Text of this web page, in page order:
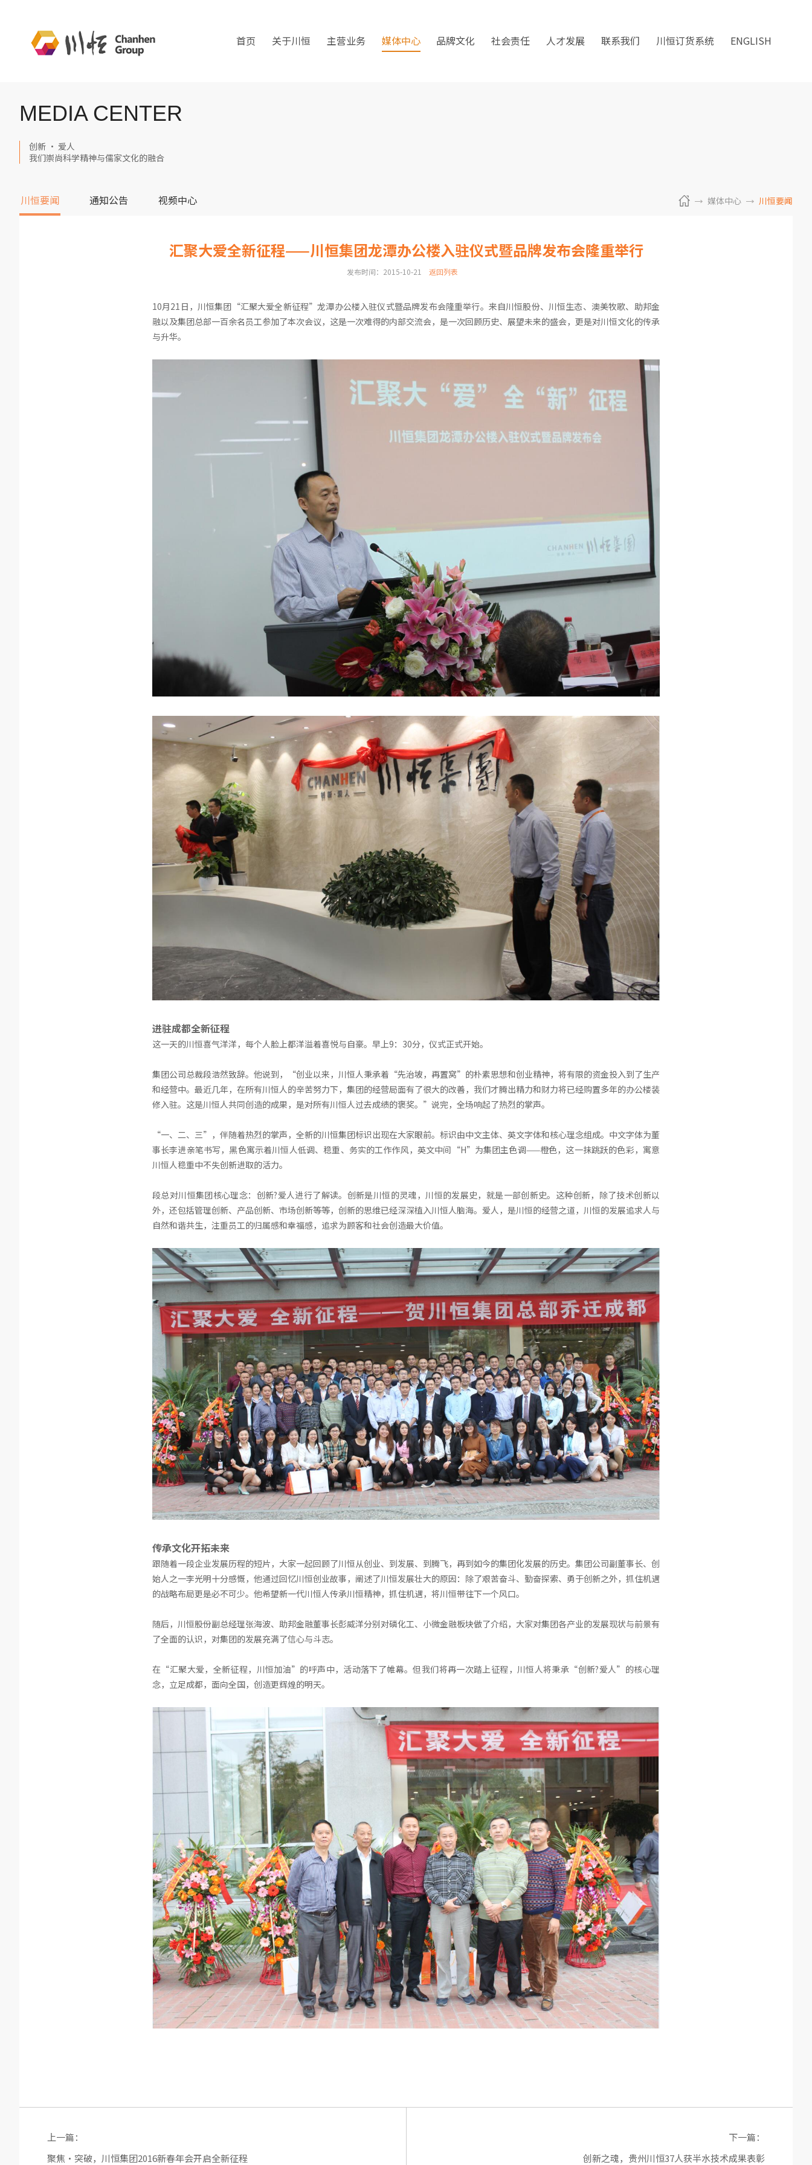
首页 关于川恒 主营业务 媒体中心 品牌文化 社会责任 人才发展 联系我们 川恒订货系统 ENGLISH
MEDIA CENTER
创新 · 爱人
我们崇尚科学精神与儒家文化的融合
川恒要闻 通知公告 视频中心 媒体中心 川恒要闻
汇聚大爱全新征程——川恒集团龙潭办公楼入驻仪式暨品牌发布会隆重举行
发布时间：2015-10-21 返回列表
10月21日，川恒集团“汇聚大爱全新征程”龙潭办公楼入驻仪式暨品牌发布会隆重举行。来自川恒股份、川恒生态、澳美牧歌、助邦金
融以及集团总部一百余名员工参加了本次会议，这是一次难得的内部交流会，是一次回顾历史、展望未来的盛会，更是对川恒文化的传承
与升华。
进驻成都全新征程
这一天的川恒喜气洋洋，每个人脸上都洋溢着喜悦与自豪。早上9：30分，仪式正式开始。
集团公司总裁段浩然致辞。他说到，“创业以来，川恒人秉承着“先治坡，再置窝”的朴素思想和创业精神，将有限的资金投入到了生产
和经营中。最近几年，在所有川恒人的辛苦努力下，集团的经营局面有了很大的改善，我们才腾出精力和财力将已经购置多年的办公楼装
修入驻。这是川恒人共同创造的成果，是对所有川恒人过去成绩的褒奖。”说完，全场响起了热烈的掌声。
“一、二、三”，伴随着热烈的掌声，全新的川恒集团标识出现在大家眼前。标识由中文主体、英文字体和核心理念组成。中文字体为董
事长李进亲笔书写，黑色寓示着川恒人低调、稳重、务实的工作作风，英文中间“H”为集团主色调——橙色，这一抹跳跃的色彩，寓意
川恒人稳重中不失创新进取的活力。
段总对川恒集团核心理念：创新?爱人进行了解读。创新是川恒的灵魂，川恒的发展史，就是一部创新史。这种创新，除了技术创新以
外，还包括管理创新、产品创新、市场创新等等，创新的思维已经深深植入川恒人脑海。爱人，是川恒的经营之道，川恒的发展追求人与
自然和谐共生，注重员工的归属感和幸福感，追求为顾客和社会创造最大价值。
传承文化开拓未来
跟随着一段企业发展历程的短片，大家一起回顾了川恒从创业、到发展、到腾飞，再到如今的集团化发展的历史。集团公司副董事长、创
始人之一李光明十分感慨，他通过回忆川恒创业故事，阐述了川恒发展壮大的原因：除了艰苦奋斗、勤奋探索、勇于创新之外，抓住机遇
的战略布局更是必不可少。他希望新一代川恒人传承川恒精神，抓住机遇，将川恒带往下一个风口。
随后，川恒股份副总经理张海波、助邦金融董事长彭威洋分别对磷化工、小微金融板块做了介绍，大家对集团各产业的发展现状与前景有
了全面的认识，对集团的发展充满了信心与斗志。
在“汇聚大爱，全新征程，川恒加油”的呼声中，活动落下了帷幕。但我们将再一次踏上征程，川恒人将秉承“创新?爱人”的核心理
念，立足成都，面向全国，创造更辉煌的明天。
上一篇：
聚焦·突破，川恒集团2016新春年会开启全新征程
下一篇：
创新之魂，贵州川恒37人获半水技术成果表彰